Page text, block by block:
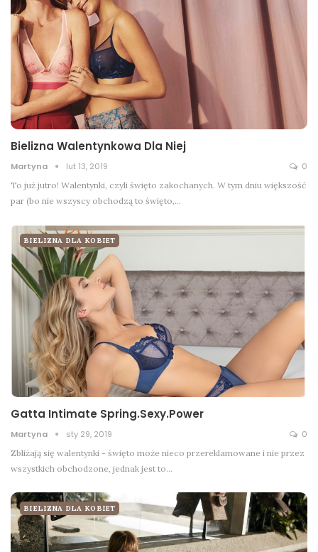
Bielizna Walentynkowa Dla Niej
Martyna lut 13, 2019 0
To już jutro! Walentynki, czyli święto zakochanych. W tym dniu większość
par (bo nie wszyscy obchodzą to święto,…
BIELIZNA DLA KOBIET
Gatta Intimate Spring.Sexy.Power
Martyna sty 29, 2019 0
Zbliżają się walentynki - święto może nieco przereklamowane i nie przez
wszystkich obchodzone, jednak jest to…
BIELIZNA DLA KOBIET